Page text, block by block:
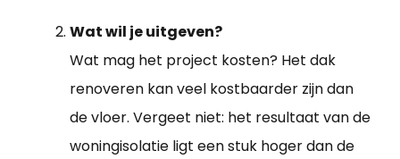
Wat wil je uitgeven?
Wat mag het project kosten? Het dak
renoveren kan veel kostbaarder zijn dan
de vloer. Vergeet niet: het resultaat van de
woningisolatie ligt een stuk hoger dan de